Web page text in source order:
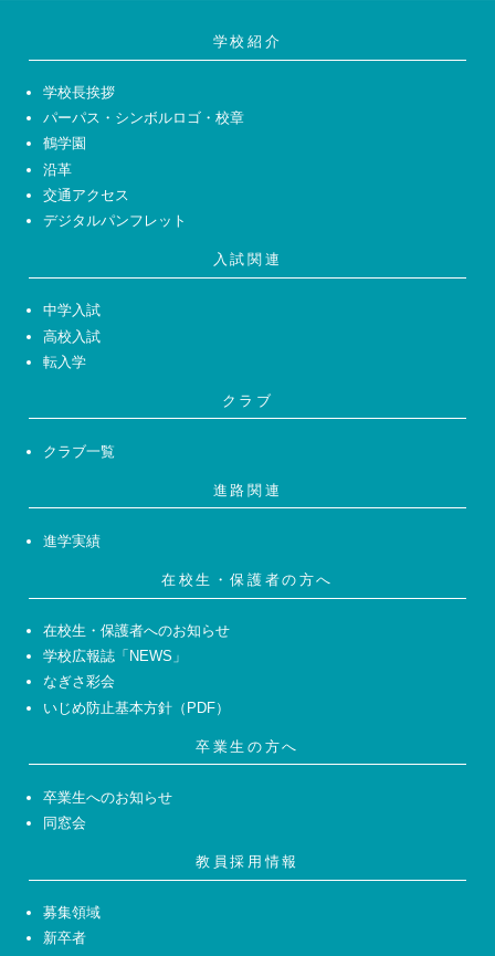
学校紹介
学校長挨拶
パーパス・シンボルロゴ・校章
鶴学園
沿革
交通アクセス
デジタルパンフレット
入試関連
中学入試
高校入試
転入学
クラブ
クラブ一覧
進路関連
進学実績
在校生・保護者の方へ
在校生・保護者へのお知らせ
学校広報誌「NEWS」
なぎさ彩会
いじめ防止基本方針（PDF）
卒業生の方へ
卒業生へのお知らせ
同窓会
教員採用情報
募集領域
新卒者